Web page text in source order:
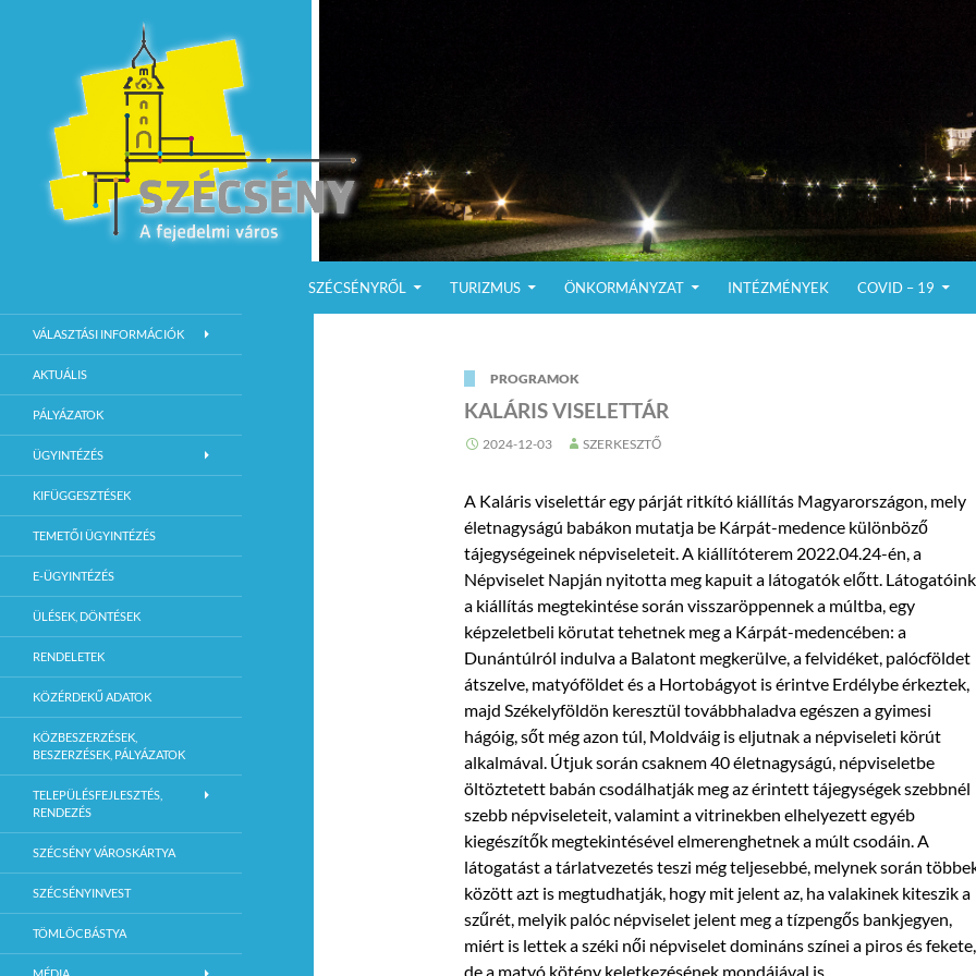
SZÉCSÉNYRŐL
TURIZMUS ÖNKORMÁNYZAT INTÉZMÉNYEK COVID – 19
PROGRAMOK
KALÁRIS VISELETTÁR
2024-12-03 SZERKESZTŐ
A Kaláris viselettár egy párját ritkító kiállítás Magyarországon, mely
életnagyságú babákon mutatja be Kárpát-medence különböző
tájegységeinek népviseleteit. A kiállítóterem 2022.04.24-én, a
Népviselet Napján nyitotta meg kapuit a látogatók előtt. Látogatóink
a kiállítás megtekintése során visszaröppennek a múltba, egy
képzeletbeli körutat tehetnek meg a Kárpát-medencében: a
Dunántúlról indulva a Balatont megkerülve, a felvidéket, palócföldet
átszelve, matyóföldet és a Hortobágyot is érintve Erdélybe érkeztek,
majd Székelyföldön keresztül továbbhaladva egészen a gyimesi
hágóig, sőt még azon túl, Moldváig is eljutnak a népviseleti körút
alkalmával. Útjuk során csaknem 40 életnagyságú, népviseletbe
öltöztetett babán csodálhatják meg az érintett tájegységek szebbnél
szebb népviseleteit, valamint a vitrinekben elhelyezett egyéb
kiegészítők megtekintésével elmerenghetnek a múlt csodáin. A
látogatást a tárlatvezetés teszi még teljesebbé, melynek során
között azt is megtudhatják, hogy mit jelent az, ha valakinek kiteszik a
szűrét, melyik palóc népviselet jelent meg a tízpengős bankjegyen,
miért is lettek a széki női népviselet domináns színei a piros és fekete,
de a matyó kötény keletkezésének mondájával is
Szécsény Város Hivatalos Weboldala
VÁLASZTÁSI INFORMÁCIÓK
AKTUÁLIS
PÁLYÁZATOK
ÜGYINTÉZÉS
KIFÜGGESZTÉSEK
TEMETŐI ÜGYINTÉZÉS
E-ÜGYINTÉZÉS
ÜLÉSEK, DÖNTÉSEK
RENDELETEK
KÖZÉRDEKŰ ADATOK
KÖZBESZERZÉSEK,
BESZERZÉSEK, PÁLYÁZATOK
TELEPÜLÉSFEJLESZTÉS,
RENDEZÉS
SZÉCSÉNY VÁROSKÁRTYA
SZÉCSÉNYINVEST
TÖMLÖCBÁSTYA